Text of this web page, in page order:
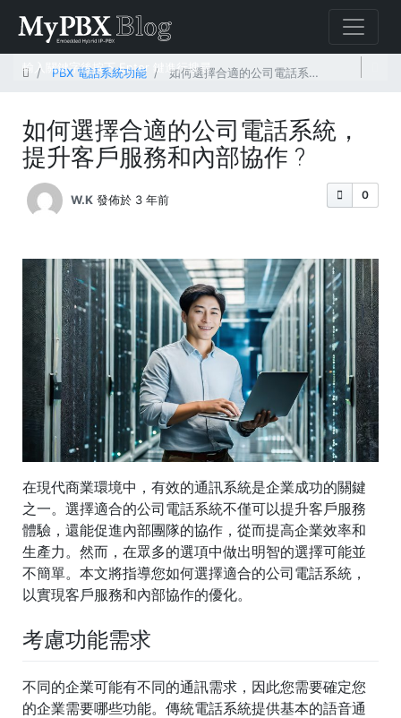
首頁 PBX 電話系統功能 如何選擇合適的公司電話系統，提升客戶服務和內部協作 ?
如何選擇合適的公司電話系統，
提升客戶服務和內部協作 ?
0
W.K 發佈於 3 年前
在現代商業環境中，有效的通訊系統是企業成功的關鍵
之一。選擇適合的公司電話系統不僅可以提升客戶服務
體驗，還能促進內部團隊的協作，從而提高企業效率和
生產力。然而，在眾多的選項中做出明智的選擇可能並
不簡單。本文將指導您如何選擇適合的公司電話系統，
以實現客戶服務和內部協作的優化。
考慮功能需求
不同的企業可能有不同的通訊需求，因此您需要確定您
的企業需要哪些功能。傳統電話系統提供基本的語音通